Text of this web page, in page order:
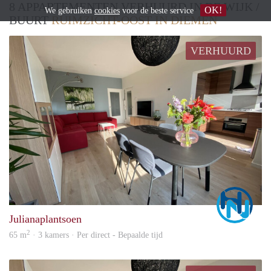
8 APPARTEMENTEN VERHUURD IN DE WIJK /
BUURTRUIMZICHT-OOST IN DIEMEN
VERHUURD
Julianaplantsoen
65 m2 · 3 kamers · Per direct - Bepaalde tijd
We gebruiken cookies voor de beste service OK!